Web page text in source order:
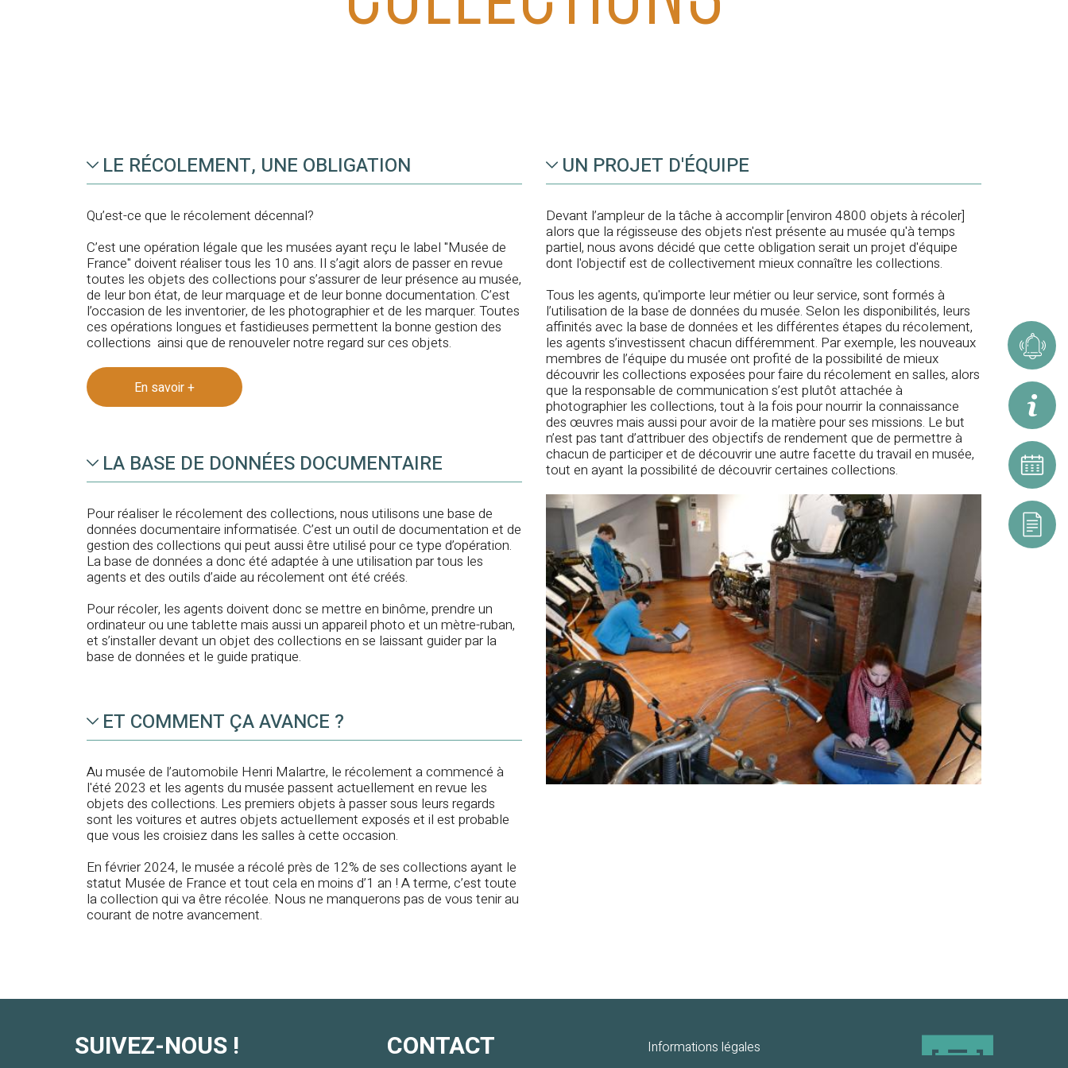
Alerte
LE RÉCOLEMENT, UNE OBLIGATION
Qu’est-ce que le récolement décennal?
C’est une opération légale que les musées ayant reçu le label "Musée de
France" doivent réaliser tous les 10 ans. Il s’agit alors de passer en revue
toutes les objets des collections pour s’assurer de leur présence au musée,
de leur bon état, de leur marquage et de leur bonne documentation. C’est
l’occasion de les inventorier, de les photographier et de les marquer. Toutes
ces opérations longues et fastidieuses permettent la bonne gestion des
collections ainsi que de renouveler notre regard sur ces objets.
En savoir +
LA BASE DE DONNÉES DOCUMENTAIRE
Pour réaliser le récolement des collections, nous utilisons une base de
données documentaire informatisée. C’est un outil de documentation et de
gestion des collections qui peut aussi être utilisé pour ce type d’opération.
La base de données a donc été adaptée à une utilisation par tous les
agents et des outils d’aide au récolement ont été créés.
Pour récoler, les agents doivent donc se mettre en binôme, prendre un
ordinateur ou une tablette mais aussi un appareil photo et un mètre-ruban,
et s’installer devant un objet des collections en se laissant guider par la
base de données et le guide pratique.
ET COMMENT ÇA AVANCE ?
Au musée de l’automobile Henri Malartre, le récolement a commencé à
l'été 2023 et les agents du musée passent actuellement en revue les
objets des collections. Les premiers objets à passer sous leurs regards
sont les voitures et autres objets actuellement exposés et il est probable
que vous les croisiez dans les salles à cette occasion.
En février 2024, le musée a récolé près de 12% de ses collections ayant le
statut Musée de France et tout cela en moins d’1 an ! A terme, c’est toute
la collection qui va être récolée. Nous ne manquerons pas de vous tenir au
courant de notre avancement.
UN PROJET D'ÉQUIPE
Devant l’ampleur de la tâche à accomplir [environ 4800 objets à récoler]
alors que la régisseuse des objets n'est présente au musée qu'à temps
partiel, nous avons décidé que cette obligation serait un projet d'équipe
dont l'objectif est de collectivement mieux connaître les collections.
Tous les agents, qu'importe leur métier ou leur service, sont formés à
l’utilisation de la base de données du musée. Selon les disponibilités, leurs
affinités avec la base de données et les différentes étapes du récolement,
les agents s’investissent chacun différemment. Par exemple, les nouveaux
membres de l’équipe du musée ont profité de la possibilité de mieux
découvrir les collections exposées pour faire du récolement en salles, alors
que la responsable de communication s’est plutôt attachée à
photographier les collections, tout à la fois pour nourrir la connaissance
des œuvres mais aussi pour avoir de la matière pour ses missions. Le but
n’est pas tant d’attribuer des objectifs de rendement que de permettre à
chacun de participer et de découvrir une autre facette du travail en musée,
tout en ayant la possibilité de découvrir certaines collections.
SUIVEZ-NOUS ! CONTACT
Informations légales